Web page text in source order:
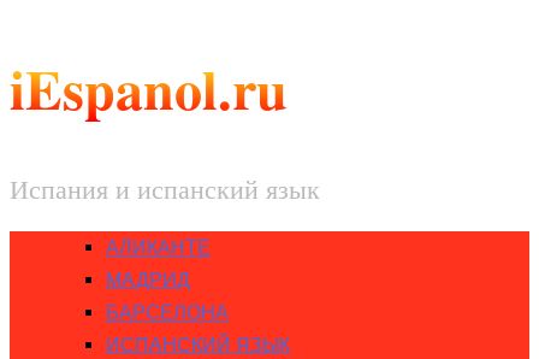
iEspanol.ru
Испания и испанский язык
АЛИКАНТЕ
МАДРИД
БАРСЕЛОНА
ИСПАНСКИЙ ЯЗЫК